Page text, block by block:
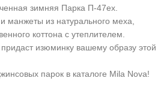
зимняя Парка П-47ех.
манжеты из натурального меха,
коттона с утеплителем.
изюминку вашему образу этой
парок в каталоге Mila Nova!